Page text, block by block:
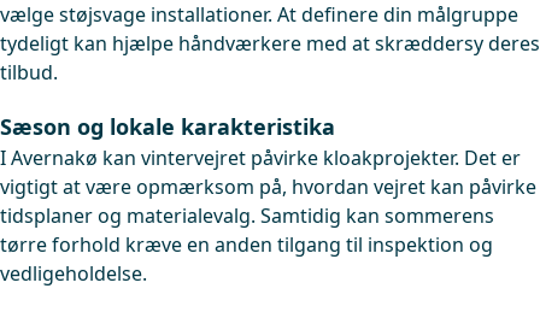
vælge støjsvage installationer. At definere din målgruppe
tydeligt kan hjælpe håndværkere med at skræddersy deres
tilbud.
Sæson og lokale karakteristika
I Avernakø kan vintervejret påvirke kloakprojekter. Det er
vigtigt at være opmærksom på, hvordan vejret kan påvirke
tidsplaner og materialevalg. Samtidig kan sommerens
tørre forhold kræve en anden tilgang til inspektion og
vedligeholdelse.